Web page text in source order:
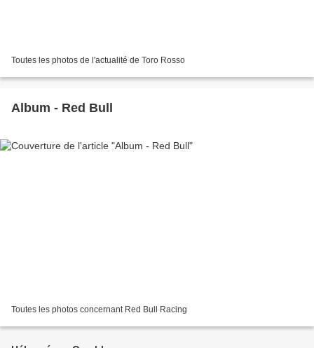
Toutes les photos de l'actualité de Toro Rosso
Album - Red Bull
Toutes les photos concernant Red Bull Racing